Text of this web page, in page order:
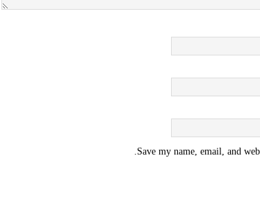
Save my name, email, and